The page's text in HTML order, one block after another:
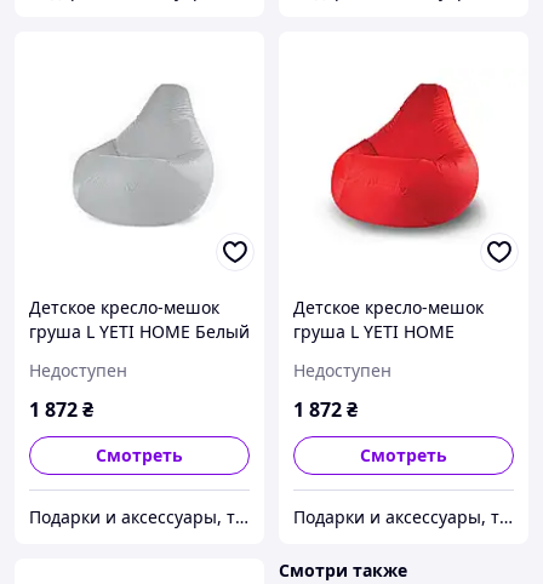
Детское кресло-мешок
груша L YETI HOME Белый
Недоступен
1 872₴
Смотреть
Подарки и аксессуары, товары для Вашего имиджа и комфорта.
Детское кресло-мешок
груша L YETI HOME
Недоступен
1 872₴
Смотреть
Подарки и аксессуары, товары для Вашего имиджа и комфорта.
Смотри также